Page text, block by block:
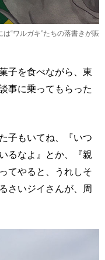
“ワルガキ”たちの落書きが賑
子を食べながら、東
事に乗ってもらった
子もいてね、『いつ
るなよ』とか、『親
てやると、うれしそ
さいジイさんが、周